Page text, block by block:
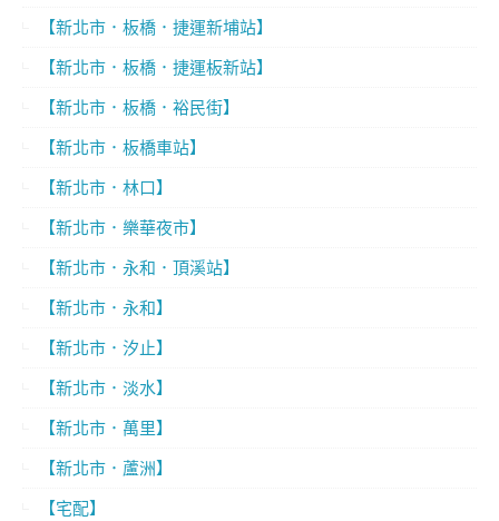
【新北市．板橋．捷運新埔站】
【新北市．板橋．捷運板新站】
【新北市．板橋．裕民街】
【新北市．板橋車站】
【新北市．林口】
【新北市．樂華夜市】
【新北市．永和．頂溪站】
【新北市．永和】
【新北市．汐止】
【新北市．淡水】
【新北市．萬里】
【新北市．蘆洲】
【宅配】